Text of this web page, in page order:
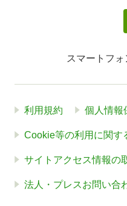
スマートフォ
利用規約 個人情報
Cookie等の利用に関す
サイトアクセス情報の
法人・プレスお問い合